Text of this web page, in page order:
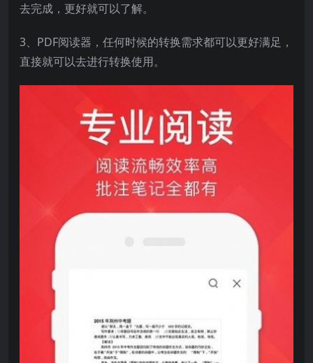
去完成，更好就可以了解。
3、PDF阅读器，任何时候的转换需求都可以更好满足，
直接就可以去进行转换使用。